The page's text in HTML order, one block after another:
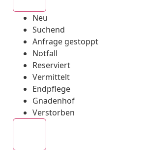
Neu
Suchend
Anfrage gestoppt
Notfall
Reserviert
Vermittelt
Endpflege
Gnadenhof
Verstorben